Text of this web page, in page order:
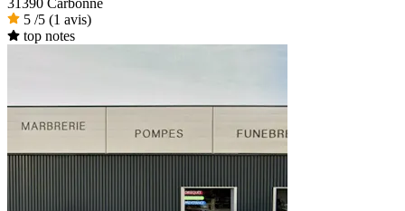
5 /5 (1 avis)
top notes